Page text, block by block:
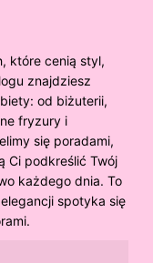
które cenią styl,
znajdziesz
od biżuterii,
fryzury i
się poradami,
Ci podkreślić Twój
każdego dnia. To
spotyka się